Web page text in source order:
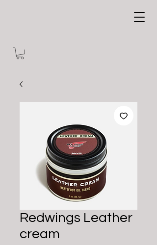
Redwings Leather
cream